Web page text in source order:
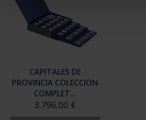
CAPITALES DE
PROVINCIA COLECCION
COMPLET...
3.796,00 €